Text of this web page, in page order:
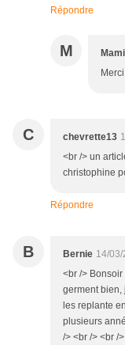
Répondre
M
C chevrette13
<br /> un
christophine
Répondre
B Bernie 14/
<br />
germent bien,
les replante
plusieurs
/> <br /> <br /